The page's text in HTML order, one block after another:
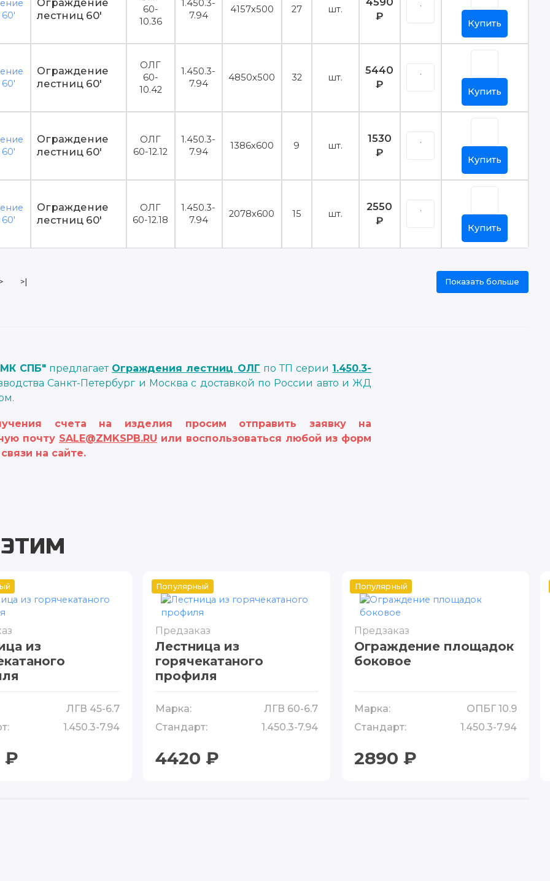
Ограждение
лестниц 60'
60-
10.36
1.450.3-
7.94
4157x500 27 шт.
₽
Купить
Ограждение
лестниц 60'
ОЛГ
60-
10.42
1.450.3-
7.94
4850x500 32 шт.
5440
₽
Купить
Ограждение
лестниц 60'
ОЛГ
60-12.12
1.450.3-
7.94
1386x600 9 шт.
1530
₽
Купить
Ограждение
лестниц 60'
ОЛГ
60-12.18
1.450.3-
7.94
2078x600 15 шт.
2550
₽
Купить
>| Показать больше
СПБ"предлагает Ограждения лестниц ОЛГ по ТП серии 1.450.3-
Санкт-Петербург и Москва с доставкой по России авто и ЖД
счета на изделия просим отправить заявку на
почту SALE@ZMKSPB.RU или воспользоваться любой из форм
на сайте.
из
ЛГВ 45-6.7
1.450.3-7.94
₽
Популярный
Предзаказ
Лестница из
горячекатаного
профиля
Марка:
ЛГВ 60-6.7
Стандарт:
1.450.3-7.94
4420 ₽
Популярный
Предзаказ
Ограждение площадок
боковое
Марка:
ОПБГ 10.9
Стандарт:
1.450.3-7.94
2890 ₽